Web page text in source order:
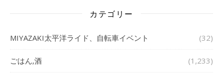
カテゴリー
MIYAZAKI太平洋ライド、自転車イベント (32)
ごはん,酒 (1,233)